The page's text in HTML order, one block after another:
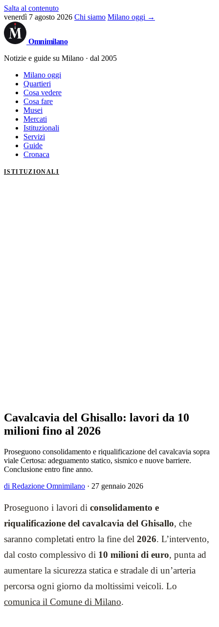
Salta al contenuto
venerdì 7 agosto 2026 Chi siamo Milano oggi →
Omnimilano
Notizie e guide su Milano · dal 2005
Milano oggi
Quartieri
Cosa vedere
Cosa fare
Musei
Mercati
Istituzionali
Servizi
Guide
Cronaca
ISTITUZIONALI
Cavalcavia del Ghisallo: lavori da 10
milioni fino al 2026
Proseguono consolidamento e riqualificazione del cavalcavia sopra
viale Certosa: adeguamento statico, sismico e nuove barriere.
Conclusione entro fine anno.
di Redazione Omnimilano · 27 gennaio 2026
Proseguono i lavori di consolidamento e
riqualificazione del cavalcavia del Ghisallo, che
saranno completati entro la fine del 2026. L’intervento,
dal costo complessivo di 10 milioni di euro, punta ad
aumentare la sicurezza statica e stradale di un’arteria
percorsa ogni giorno da moltissimi veicoli. Lo
comunica il Comune di Milano.